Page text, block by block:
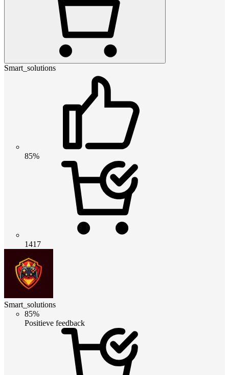
Smart_solutions
85%
1417
Smart_solutions
85%
Positieve feedback